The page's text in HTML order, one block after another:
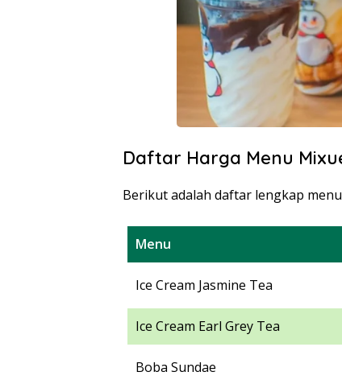
Daftar Harga Menu
Berikut adalah daftar lengkap
Menu
Ice Cream Jasmine Tea
Ice Cream Earl Grey Tea
Boba Sundae